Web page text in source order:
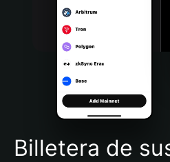
Bahasa Indonesia
Português (Brasil)
Español (Argentina)
Billetera de